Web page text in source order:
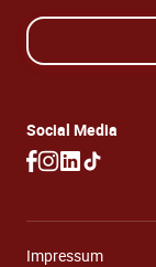
Social Media
Impressum